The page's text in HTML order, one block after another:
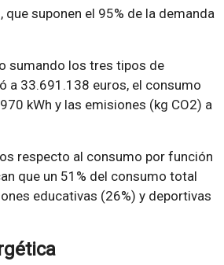
suponen el 95% de la demanda
sumando los tres tipos de
a 33.691.138 euros, el consumo
kWh y las emisiones (kg CO2) a
respecto al consumo por función
que un 51% del consumo total
educativas (26%) y deportivas